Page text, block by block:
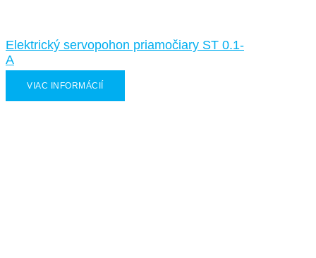
Elektrický servopohon priamočiary ST 0.1-
A
VIAC INFORMÁCIÍ